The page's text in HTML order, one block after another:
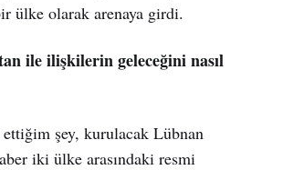
ülke olarak arenaya girdi.
ile ilişkilerin geleceğini nasıl
şey, kurulacak Lübnan
iki ülke arasındaki resmi